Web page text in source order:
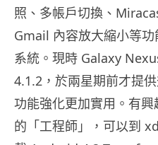
照、多帳戶切換、
Gmail 內容放大縮小等
系統。現時 Galaxy
4.1.2，於兩星期前才提
功能強化更加實用。有
的「工程師」，可以到